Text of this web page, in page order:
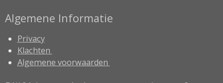
Algemene Informatie
Privacy
Klachten
Algemene voorwaarden